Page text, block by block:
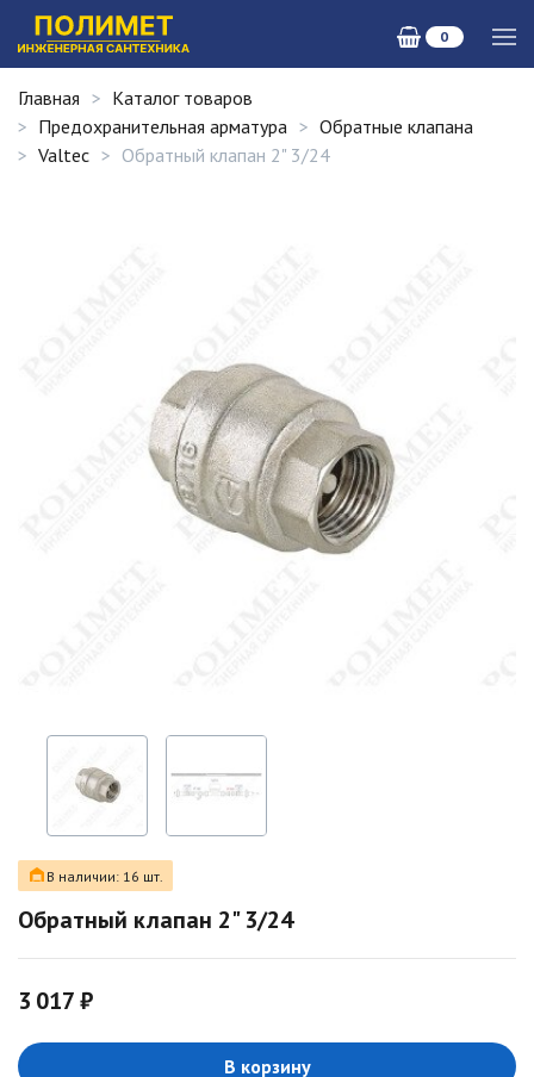
0
Главная
Каталог товаров
Предохранительная арматура
Обратные клапана
Valtec
Обратный клапан 2" 3/24
В наличии: 16 шт.
Обратный клапан 2" 3/24
3 017 ₽
В корзину